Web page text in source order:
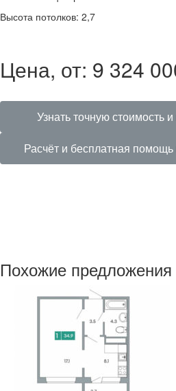
Высота потолков: 2,7
Цена, от: 9 324
Узнать точную стоимость
Расчёт и бесплатная
Похожие предложения